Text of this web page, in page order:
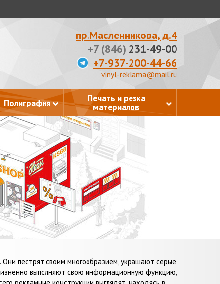
пр.Масленникова, д.4
+7 (846) 231-49-00
+7-937-200-44-66
vinyl-reklama@mail.ru
Полиграфия
Печать и резка
материалов
. Они пестрят своим многообразием, украшают серые
выполняют свою информационную функцию,